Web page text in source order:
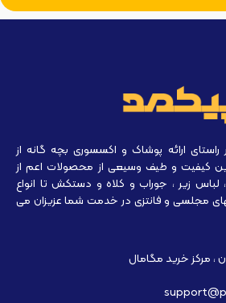
ارائه پوشاک و اکسسوری بچه گانه از
کیفیت و طیف وسیعی از محصولات اعم از
زیر ، جوراب و کلاه و دستکش تا انواع
مجلسی و فانتزی در خدمت شما عزیزان می
، مرکز خرید مگامال